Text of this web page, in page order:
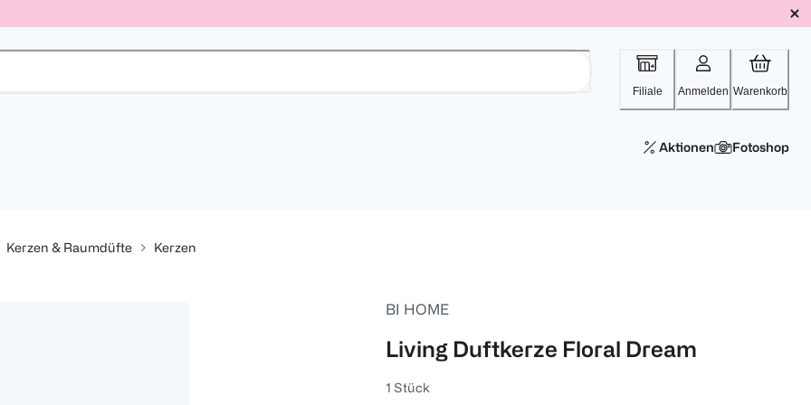
Filiale Anmelden Warenkorb
Aktionen Fotoshop
Kerzen & Raumdüfte Kerzen
BI HOME
Living Duftkerze Floral Dream
1 Stück